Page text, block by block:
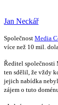
Jan Neckář
Společnost Media
více než 10 mil.
Ředitel společnosti
ten sdělil, že vždy
jejich nabídka
zájem o tuto